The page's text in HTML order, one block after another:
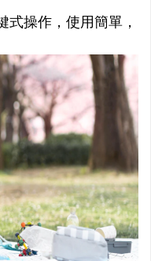
式操作，使用簡單，